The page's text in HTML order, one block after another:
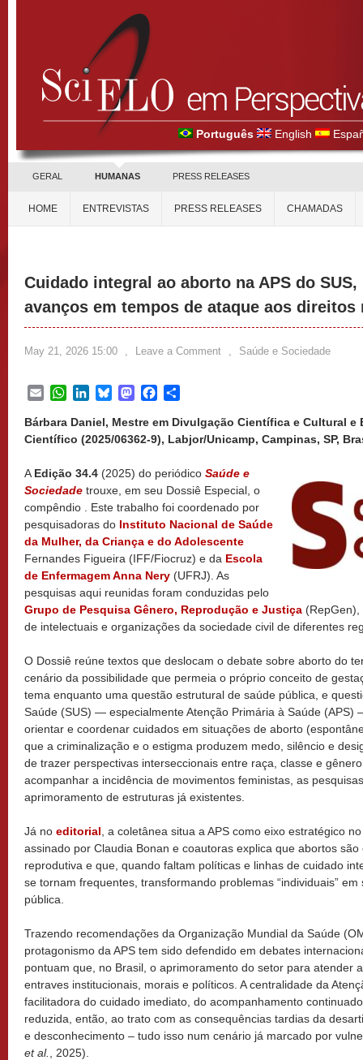
Português English
GERAL HUMANAS PRESS RELEASES
HOME ENTREVISTAS PRESS RELEASES CHAMADAS
Cuidado integral ao aborto na APS do
avanços em tempos de ataque aos
May 21, 2026 15:00 , Leave a Comment , Saúde e Sociedade
EmailWhatsApp
LinkedInBlueskyMastodonFacebook
Bárbara Daniel, Mestre em Divulgação Científica e Cultural
Científico (2025/06362-9), Labjor/Unicamp, Campinas, SP,
A Edição 34.4 (2025) do periódico Saúde e
Sociedade trouxe, em seu Dossiê Especial, o
compêndio . Este trabalho foi coordenado por
pesquisadoras do Instituto Nacional de Saúde
da Mulher, da Criança e do Adolescente
Fernandes Figueira (IFF/Fiocruz) e da Escola
de Enfermagem Anna Nery (UFRJ). As
pesquisas aqui reunidas foram conduzidas pelo
Grupo de Pesquisa Gênero, Reprodução e Justiça
de intelectuais e organizações da sociedade civil de diferentes
O Dossiê reúne textos que deslocam o debate sobre aborto do
cenário da possibilidade que permeia o próprio conceito de
tema enquanto uma questão estrutural de saúde pública, e
Saúde (SUS) — especialmente Atenção Primária à Saúde (APS)
orientar e coordenar cuidados em situações de aborto
que a criminalização e o estigma produzem medo, silêncio e
de trazer perspectivas interseccionais entre raça, classe e
acompanhar a incidência de movimentos feministas, as
aprimoramento de estruturas já existentes.
Já no editorial , a coletânea situa a APS como eixo estratégico
assinado por Claudia Bonan e coautoras explica que abortos
reprodutiva e que, quando faltam políticas e linhas de cuidado
se tornam frequentes, transformando problemas “individuais”
pública.
Trazendo recomendações da Organização Mundial da Saúde
protagonismo da APS tem sido defendido em debates
pontuam que, no Brasil, o aprimoramento do setor para atender
entraves institucionais, morais e políticos. A centralidade da
facilitadora do cuidado imediato, do acompanhamento
reduzida, então, ao trato com as consequências tardias da
e desconhecimento – tudo isso num cenário já marcado por
et al.
, 2025).